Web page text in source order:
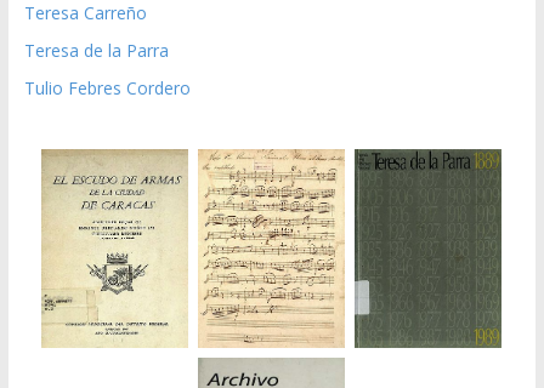
Teresa Carreño
Teresa de la Parra
Tulio Febres Cordero